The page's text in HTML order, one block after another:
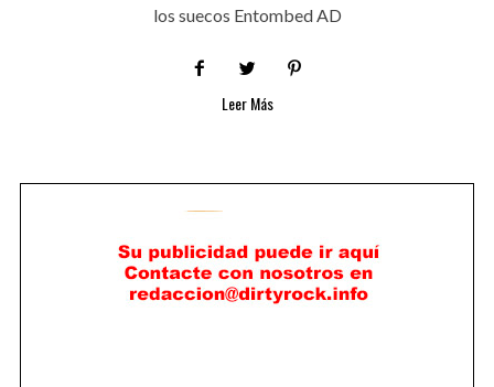
los suecos Entombed AD
Leer Más